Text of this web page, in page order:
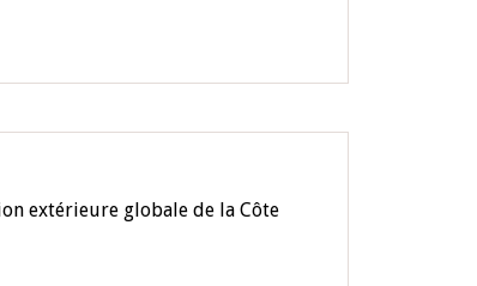
extérieure globale de la Côte